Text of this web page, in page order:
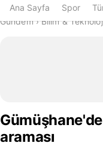
Ana Sayfa Spor
Buradasın
Gündem› Bilim &
araması